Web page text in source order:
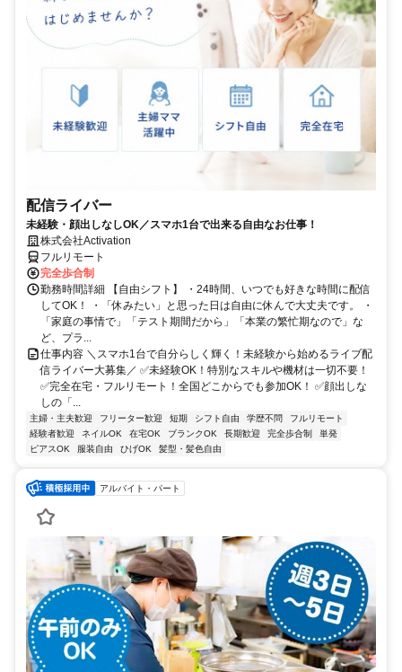
配信ライバー
未経験・顔出しなしOK／スマホ1台で出来る自由なお仕事！
株式会社Activation
フルリモート
完全歩合制
勤務時間詳細 【自由シフト】 ・24時間、いつでも好きな時間に配信
してOK！ ・「休みたい」と思った日は自由に休んで大丈夫です。 ・
「家庭の事情で」「テスト期間だから」「本業の繁忙期なので」な
ど、プラ...
仕事内容 ＼スマホ1台で自分らしく輝く！未経験から始めるライブ配
信ライバー大募集／ ✅未経験OK！特別なスキルや機材は一切不要！
✅完全在宅・フルリモート！全国どこからでも参加OK！ ✅顔出しな
しの「...
主婦・主夫歓迎 フリーター歓迎 短期 シフト自由 学歴不問
フルリモート
経験者歓迎
ネイルOK 在宅OK ブランクOK 長期歓迎 完全歩合制
単発
ピアスOK
服装自由 ひげOK 髪型・髪色自由
アルバイト・パート